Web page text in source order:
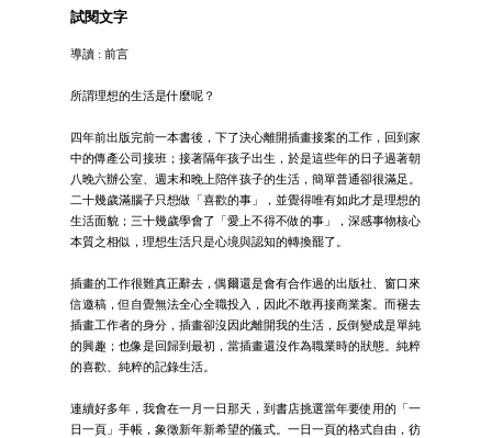
試閱文字
導讀 : 前言
所謂理想的生活是什麼呢？
四年前出版完前一本書後，下了決心離開插畫接案的工作，回到家
中的傳產公司接班；接著隔年孩子出生，於是這些年的日子過著朝
八晚六辦公室、週末和晚上陪伴孩子的生活，簡單普通卻很滿足。
二十幾歲滿腦子只想做「喜歡的事」，並覺得唯有如此才是理想的
生活面貌；三十幾歲學會了「愛上不得不做的事」，深感事物核心
本質之相似，理想生活只是心境與認知的轉換罷了。
插畫的工作很難真正辭去，偶爾還是會有合作過的出版社、窗口來
信邀稿，但自覺無法全心全職投入，因此不敢再接商業案。而褪去
插畫工作者的身分，插畫卻沒因此離開我的生活，反倒變成是單純
的興趣；也像是回歸到最初，當插畫還沒作為職業時的狀態。純粹
的喜歡、純粹的記錄生活。
連續好多年，我會在一月一日那天，到書店挑選當年要使用的「一
日一頁」手帳，象徵新年新希望的儀式。一日一頁的格式自由，彷